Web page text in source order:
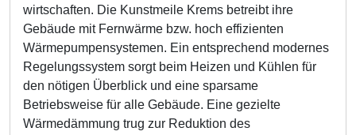
wirtschaften. Die Kunstmeile Krems betreibt ihre
Gebäude mit Fernwärme bzw. hoch effizienten
Wärmepumpensystemen. Ein entsprechend modernes
Regelungssystem sorgt beim Heizen und Kühlen für
den nötigen Überblick und eine sparsame
Betriebsweise für alle Gebäude. Eine gezielte
Wärmedämmung trug zur Reduktion des